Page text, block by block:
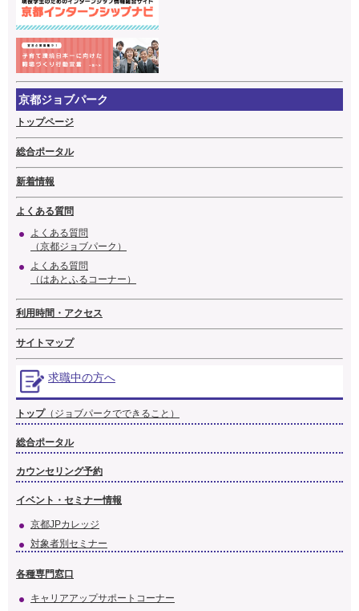
京都ジョブパーク
トップページ
総合ポータル
新着情報
よくある質問
よくある質問
（京都ジョブパーク）
よくある質問
（はあとふるコーナー）
利用時間・アクセス
サイトマップ
求職中の方へ
トップ（ジョブパークでできること）
総合ポータル
カウンセリング予約
イベント・セミナー情報
京都JPカレッジ
対象者別セミナー
各種専門窓口
キャリアアップサポートコーナー